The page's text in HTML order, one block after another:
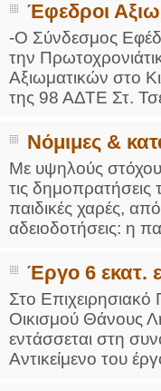
Έφεδροι
-Ο Σύνδεσμος
την
Αξιωματικών στο
της 98 ΑΔΤΕ Στ.
Νόμιμες &
Με υψηλούς
τις
παιδικές χαρές,
αδειοδοτήσεις: η
Έργο 6 εκατ.
Στο
Οικισμού Θάνους
εντάσσεται στη
Αντικείμενο του